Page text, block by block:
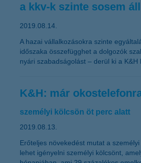
a kkv-k szinte sosem
2019.08.14.
A hazai vállalkozásokra szinte
időszaka összefügghet a dolgozók
nyári szabadságolást – derül ki a
K&H: már
személyi kölcsön öt perc alatt
2019.08.13.
Erőteljes növekedést mutat a
lehet igényelni személyi kölcsönt,